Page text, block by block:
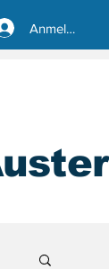
Anmelden